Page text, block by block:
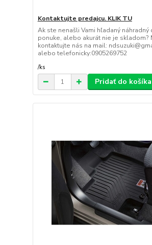
Kontaktujte predajcu. KLIK TU
Ak ste nenašli Vami hľadaný náhradný
ponuke, alebo akurát nie je skladom?
kontaktujte nás na mail:
alebo telefonicky:0905269752
/ks
Pridať do košíka